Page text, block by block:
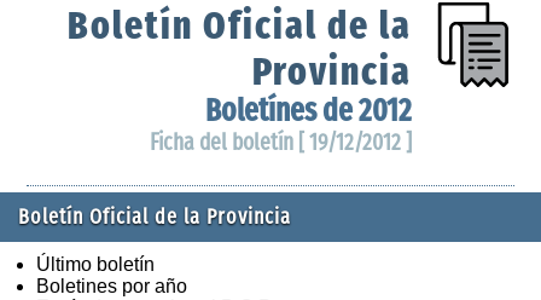
Boletín Oficial de la
Provincia
Boletínes de 2012
Ficha del boletín [ 19/12/2012 ]
Boletín Oficial de la Provincia
Último boletín
Boletines por año